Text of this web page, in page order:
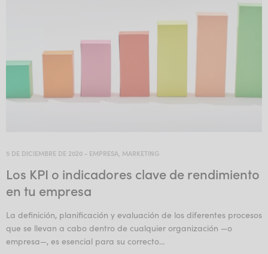
5 DE DICIEMBRE DE 2020 - EMPRESA, MARKETING
Los KPI o indicadores clave de rendimiento
en tu empresa
La definición, planificación y evaluación de los diferentes procesos
que se llevan a cabo dentro de cualquier organización —o
empresa—, es esencial para su correcto…